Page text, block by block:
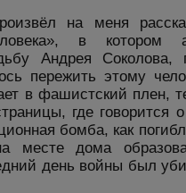
на меня
в котором
Андрея Соколова,
пережить этому
в фашистский плен,
где говорится
бомба, как
дома
день войны был